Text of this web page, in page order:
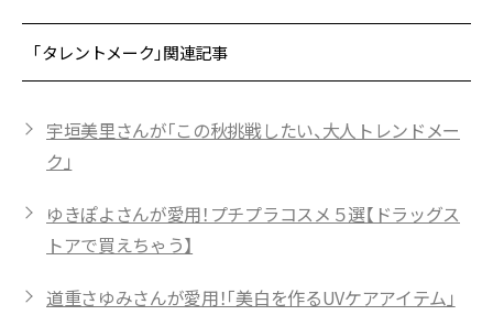
「タレントメーク」関連記事
宇垣美里さんが「この秋挑戦したい、大人トレンドメー
ク」
ゆきぽよさんが愛用！プチプラコスメ５選【ドラッグス
トアで買えちゃう】
道重さゆみさんが愛用！「美白を作るUVケアアイテム」